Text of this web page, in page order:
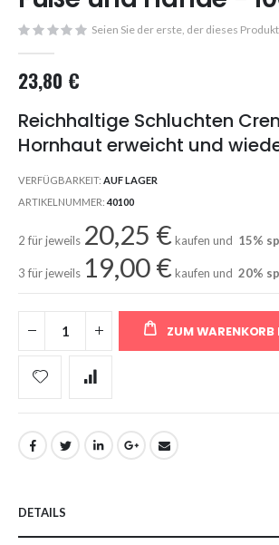
the
images
Seien Sie der erste, der dieses
23,80 €
Reichhaltige Schluchten
Hornhaut erweicht und
VERFÜGBARKEIT: AUF LAGER
ARTIKELNUMMER 40100
2 für jeweils 20,25 €kaufen und 15%
3 für jeweils 19,00 €kaufen und 20%
ZUM WARENKORB
DETAILS